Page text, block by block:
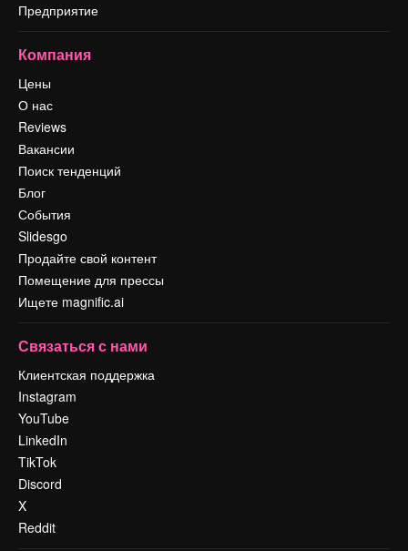
Предприятие
Компания
Цены
О нас
Reviews
Вакансии
Поиск тенденций
Блог
События
Slidesgo
Продайте свой контент
Помещение для прессы
Ищете magnific.ai
Связаться с нами
Клиентская поддержка
Instagram
YouTube
LinkedIn
TikTok
Discord
X
Reddit